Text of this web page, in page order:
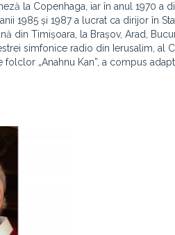
la Copenhaga, iar în anul 1970 a
1985 și 1987 a lucrat ca dirijor în
din Timișoara, la Brașov, Arad,
simfonice radio din Ierusalim,
„Anahnu Kan”, a compus